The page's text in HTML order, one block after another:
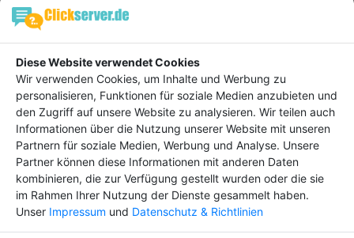
Auto & Verkehr -> Fahrzeughersteller
(Zweirad)
Einträge :0
keine Daten
Tipp
Diese Website verwendet Cookies
Wir verwenden Cookies, um Inhalte und Werbung zu
personalisieren, Funktionen für soziale Medien anzubieten und
den Zugriff auf unsere Website zu analysieren. Wir teilen auch
Informationen über die Nutzung unserer Website mit unseren
Partnern für soziale Medien, Werbung und Analyse. Unsere
Partner können diese Informationen mit anderen Daten
kombinieren, die zur Verfügung gestellt wurden oder die sie
im Rahmen Ihrer Nutzung der Dienste gesammelt haben.
Unser Impressum und Datenschutz & Richtlinien